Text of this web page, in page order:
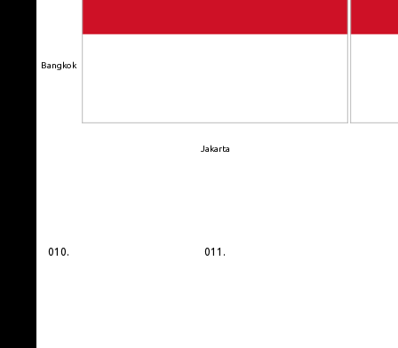
Bangkok
Jakarta
010. 011.